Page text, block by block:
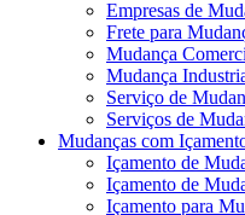
Empresas de
Frete para
Mudança
Mudança
Serviço de
Serviços de
Mudanças com
Içamento de
Içamento de
Içamento para